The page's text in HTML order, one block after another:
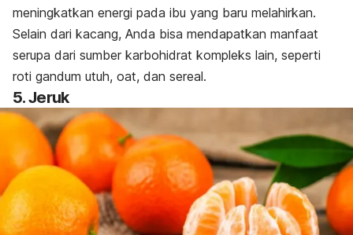
meningkatkan energi pada ibu yang baru melahirkan.
Selain dari kacang, Anda bisa mendapatkan manfaat
serupa dari sumber karbohidrat kompleks lain, seperti
roti gandum utuh, oat, dan sereal.
5. Jeruk